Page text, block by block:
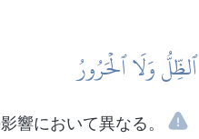
وَلَا ٱلۡحَرُورُ
響において異なる。